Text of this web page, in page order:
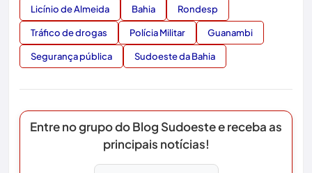
Licínio de Almeida Bahia Rondesp
Tráfico de drogas Polícia Militar Guanambi
Segurança pública Sudoeste da Bahia
Entre no grupo do Blog Sudoeste e receba as
principais notícias!